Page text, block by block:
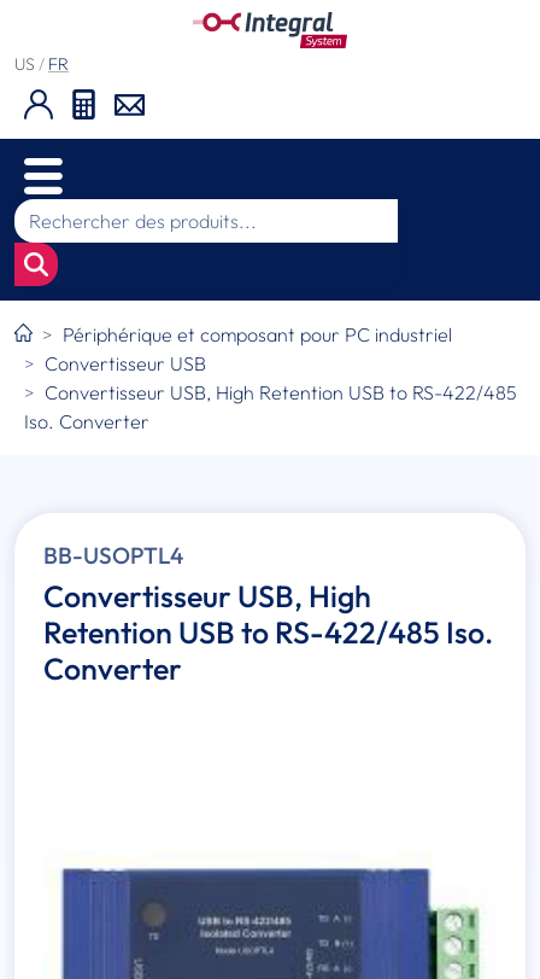
US / FR
Périphérique et composant pour PC industriel
Convertisseur USB
Convertisseur USB, High Retention USB to RS-422/485
Iso. Converter
BB-USOPTL4
Convertisseur USB, High
Retention USB to RS-422/485 Iso.
Converter